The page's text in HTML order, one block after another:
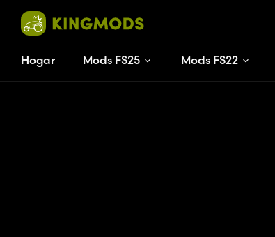
Hogar Mods FS25 Mods FS22